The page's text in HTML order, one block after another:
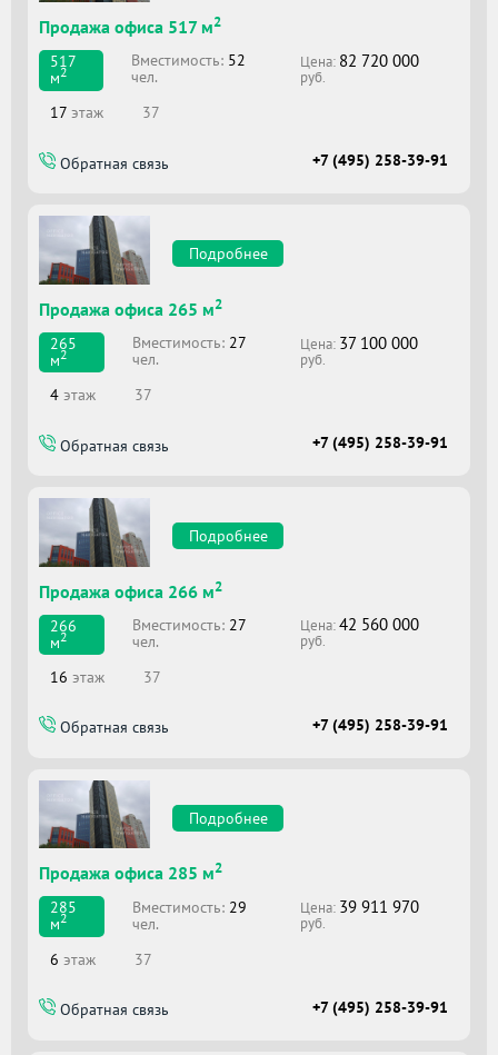
Продажа офиса 517 м2
517
м2
Вместимоcть: 52
чел.
Цена: 82 720 000
руб.
17 этаж 37
Обратная связь +7 (495) 258-39-91
Подробнее
Продажа офиса 265 м2
265
м2
Вместимоcть: 27
чел.
Цена: 37 100 000
руб.
4 этаж 37
Обратная связь +7 (495) 258-39-91
Подробнее
Продажа офиса 266 м2
266
м2
Вместимоcть: 27
чел.
Цена:42 560 000
руб.
16 этаж 37
Обратная связь +7 (495) 258-39-91
Подробнее
Продажа офиса 285 м2
285
м2
Вместимоcть: 29
чел.
Цена: 39 911 970
руб.
6 этаж 37
Обратная связь +7 (495) 258-39-91